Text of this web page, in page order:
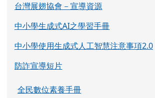
台灣展翅協會－宣導資源
中小學生成式AI之學習手冊
中小學使用生成式人工智慧注意事項2.0
防詐宣導短片
全民數位素養手冊